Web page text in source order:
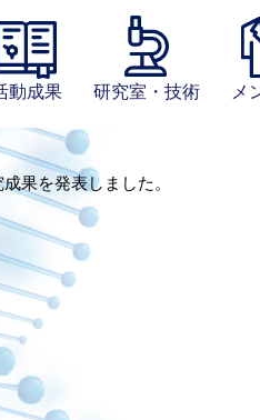
動成果 研究室・技術 メ
果を発表しました。